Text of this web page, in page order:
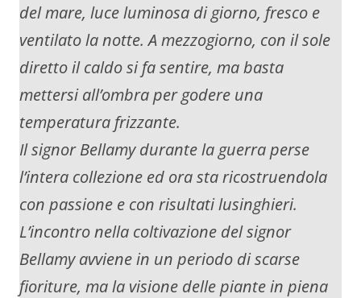
del mare, luce luminosa di giorno, fresco e
ventilato la notte. A mezzogiorno, con il sole
diretto il caldo si fa sentire, ma basta
mettersi all’ombra per godere una
temperatura frizzante.
Il signor Bellamy durante la guerra perse
l’intera collezione ed ora sta ricostruendola
con passione e con risultati lusinghieri.
L’incontro nella coltivazione del signor
Bellamy avviene in un periodo di scarse
fioriture, ma la visione delle piante in piena